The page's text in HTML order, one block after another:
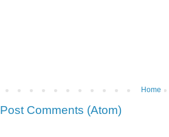
Home
Post Comments (Atom)